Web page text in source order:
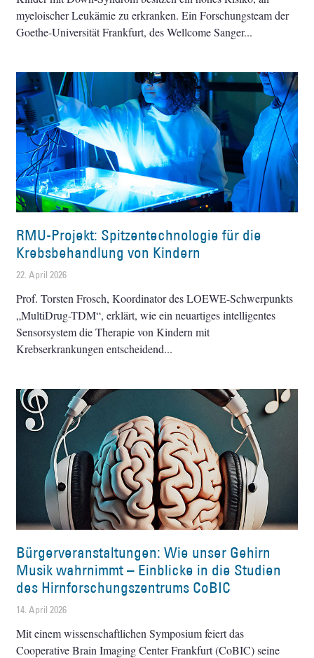
myeloischer Leukämie zu erkranken. Ein Forschungsteam der
Goethe-Universität Frankfurt, des Wellcome Sanger
RMU-Projekt: Spitzentechnologie für die
Krebsbehandlung von Kindern
22. April 2026
Prof. Torsten Frosch, Koordinator des LOEWE-Schwerpunkts
„MultiDrug-TDM“, erklärt, wie ein neuartiges intelligentes
Sensorsystem die Therapie von Kindern mit
Krebserkrankungen entscheidend
Bürgerveranstaltungen: Wie unser Gehirn
Musik wahrnimmt – Einblicke in die Studien
des Hirnforschungszentrums CoBIC
14. April 2026
Mit einem wissenschaftlichen Symposium feiert das
Cooperative Brain Imaging Center Frankfurt (CoBIC) seine